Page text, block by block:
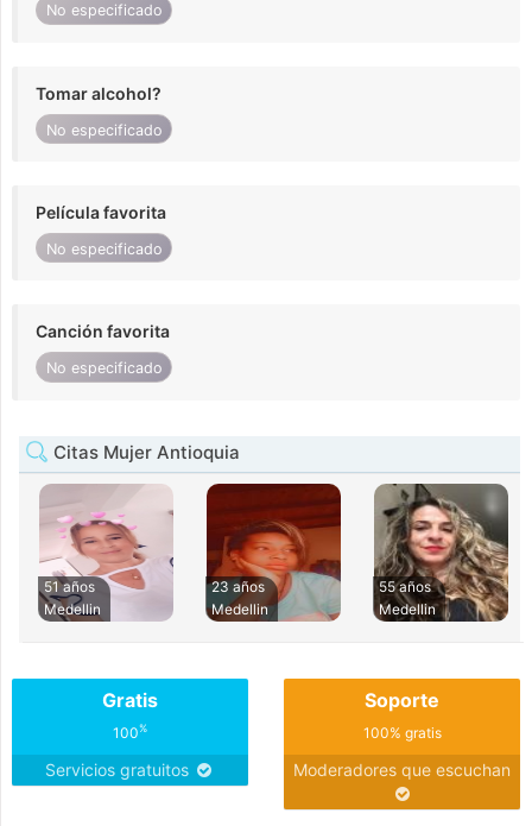
No especificado
Tomar alcohol?
No especificado
Película favorita
No especificado
Canción favorita
No especificado
Citas Mujer Antioquia
51 años
Medellin
23 años
Medellin
55 años
Medellin
Gratis
100%
Servicios gratuitos
Soporte
100% gratis
Moderadores que escuchan